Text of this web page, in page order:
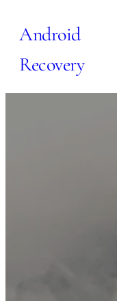
Android
Recovery